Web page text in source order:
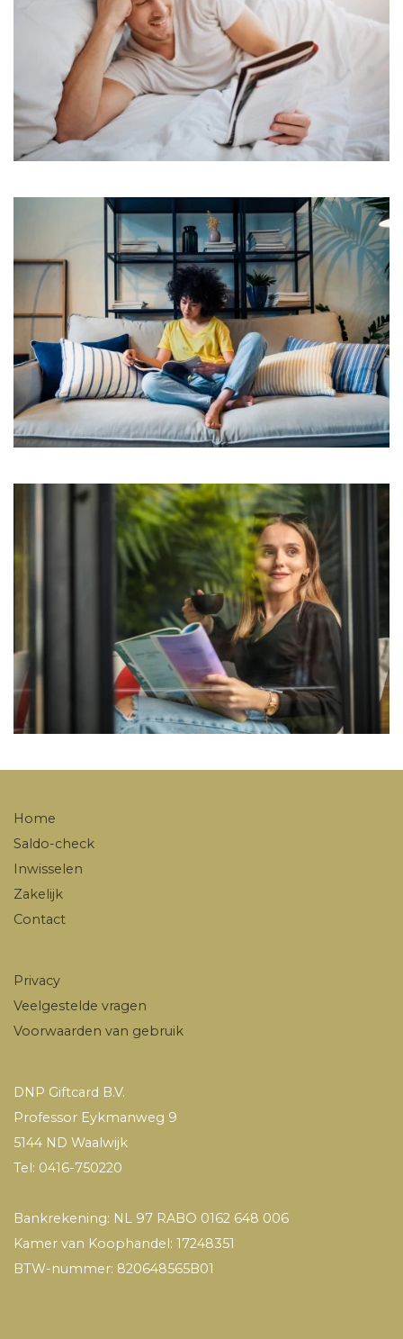
Home
Saldo-check
Inwisselen
Zakelijk
Contact
Privacy
Veelgestelde vragen
Voorwaarden van gebruik
DNP Giftcard B.V.
Professor Eykmanweg 9
5144 ND Waalwijk
Tel: 0416-750220
Bankrekening: NL 97 RABO 0162 648 006
Kamer van Koophandel: 17248351
BTW-nummer: 820648565B01